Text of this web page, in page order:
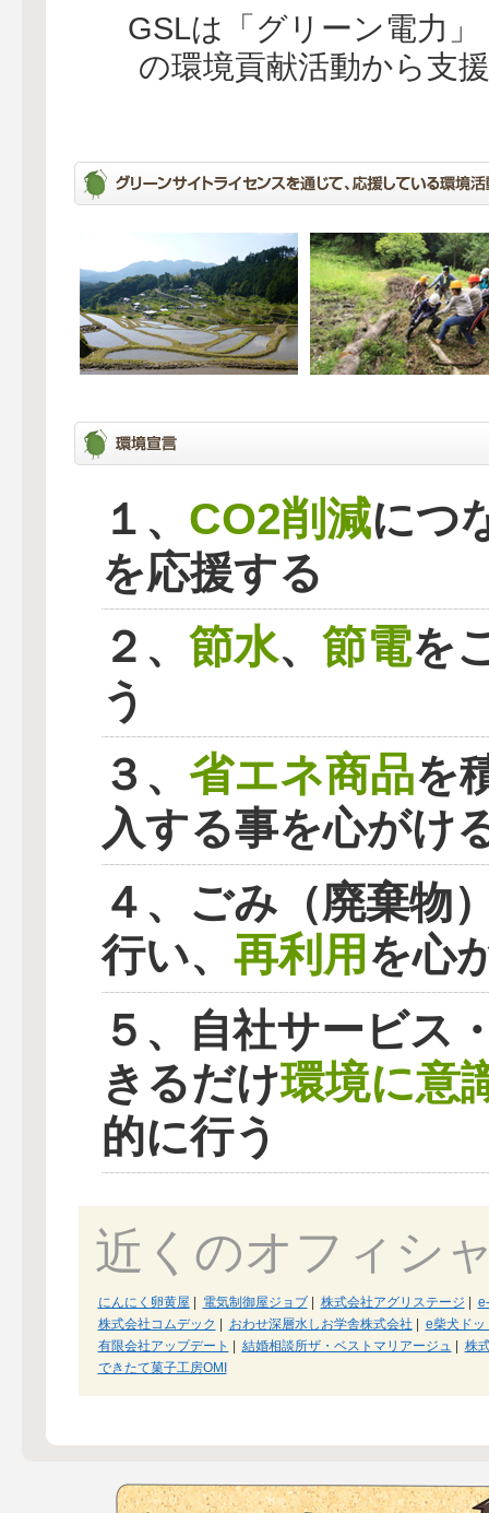
GSLは「グリーン電力
の環境貢献活動から支
１、 CO2削減につ
を応援する
２、 節水、 節電を
う
３、 省エネ商品を
入する事を心がけ
４、ごみ（廃棄物
行い、 再利用を心
５、自社サービス
きるだけ環境に意
的に行う
近くのオフィシ
にんにく卵黄屋 電気制御屋ジョブ| 株式会社アグリステージ
株式会社コムデック
おわせ深層水しお学舎株式会社
e柴犬ドッ
有限会社アップデート
結婚相談所ザ・ベストマリアージュ
株
できたて菓子工房OMI